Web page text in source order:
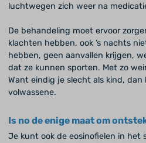
luchtwegen zich weer na
De behandeling moet ervoor
klachten hebben, ook ’s nachts
hebben, geen aanvallen krijgen,
dat ze kunnen sporten. Met zo
Want eindig je slecht als kind, dan
volwassene.
Is no de enige maat om
Je kunt ook de eosinofielen in het